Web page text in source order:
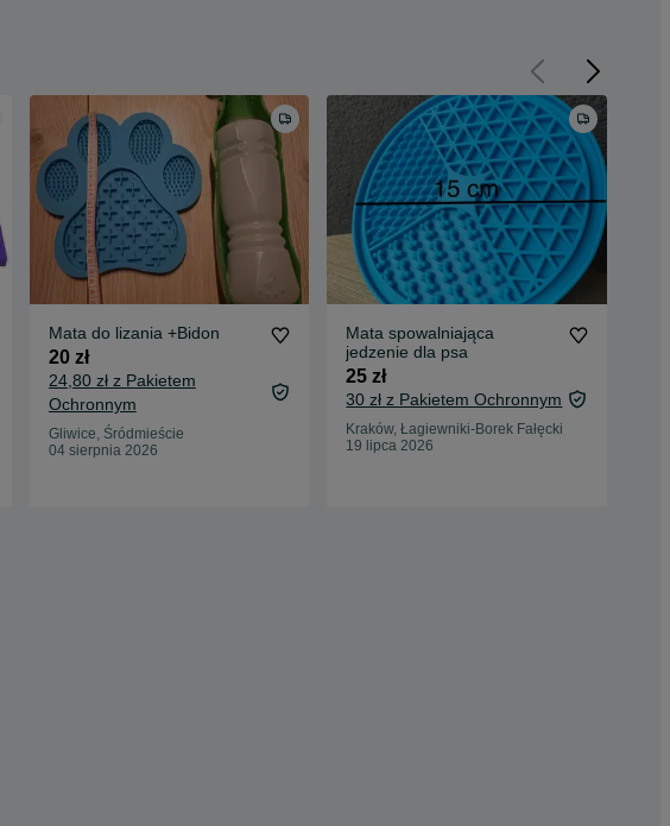
Mata do lizania +Bidon
20 zł
24,80 zł z Pakietem
Ochronnym
Gliwice, Śródmieście
04 sierpnia 2026
Mata spowalniająca
jedzenie dla psa
25 zł
30 zł z Pakietem Ochronnym
Kraków, Łagiewniki-Borek Fałęcki
19 lipca 2026